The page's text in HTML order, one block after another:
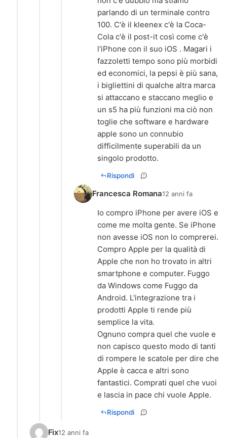
parlando di un terminale contro
100. C'è il kleenex c'è la Coca-
Cola c'è il post-it così come c'è
l'iPhone con il suo iOS . Magari i
fazzoletti tempo sono più morbidi
ed economici, la pepsi è più sana,
i bigliettini di qualche altra marca
si attaccano e staccano meglio e
un s5 ha più funzioni ma ciò non
toglie che software e hardware
apple sono un connubio
difficilmente superabili da un
Rispondi
Francesca Romana12 anni fa
Io compro iPhone per avere iOS e
come me molta gente. Se iPhone
non avesse iOS non lo comprerei.
Compro Apple per la qualità di
Apple che non ho trovato in altri
smartphone e computer. Fuggo
da Windows come Fuggo da
Android. L'integrazione tra i
prodotti Apple ti rende più
semplice la vita.
Ognuno compra quel che vuole e
non capisco questo modo di tanti
di rompere le scatole per dire che
Apple è cacca e altri sono
fantastici. Comprati quel che vuoi
Rispondi
Fix12 anni fa